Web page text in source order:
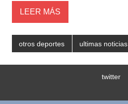
LEER MÁS
otros deportes ultimas noticias
twitter